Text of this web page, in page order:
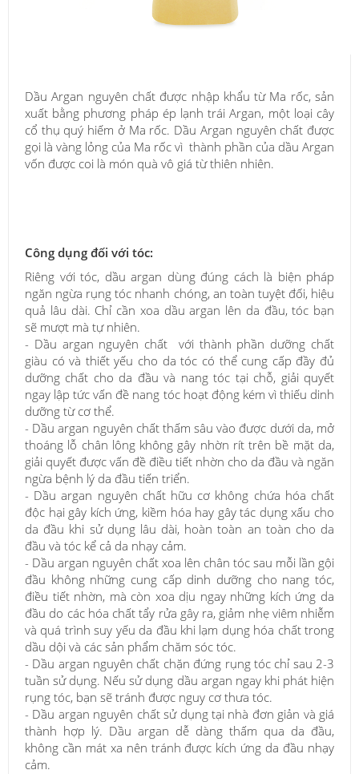
Dầu Argan nguyên chất được nhập khẩu từ Ma rốc, sản
xuất bằng phương pháp ép lạnh trái Argan, một loại cây
cổ thụ quý hiếm ở Ma rốc. Dầu Argan nguyên chất được
gọi là vàng lỏng của Ma rốc vì thành phần của dầu Argan
vốn được coi là món quà vô giá từ thiên nhiên.
Công dụng đối với tóc:
Riêng với tóc, dầu argan dùng đúng cách là biện pháp
ngăn ngừa rụng tóc nhanh chóng, an toàn tuyệt đối, hiệu
quả lâu dài. Chỉ cần xoa dầu argan lên da đầu, tóc bạn
sẽ mượt mà tự nhiên.
- Dầu argan nguyên chất
với thành phần dưỡng chất
giàu có và thiết yếu cho da tóc có thể cung cấp đầy đủ
dưỡng chất cho da đầu và nang tóc tại chỗ, giải quyết
ngay lập tức vấn đề nang tóc hoạt động kém vì thiếu dinh
dưỡng từ cơ thể.
- Dầu argan nguyên chất thấm sâu vào được dưới da, mở
thoáng lỗ chân lông không gây nhờn rít trên bề mặt da,
giải quyết được vấn đề điều tiết nhờn cho da đầu và ngăn
ngừa bệnh lý da đầu tiến triển.
- Dầu argan nguyên chất hữu cơ không chứa hóa chất
độc hại gây kích ứng, kiềm hóa hay gây tác dụng xấu cho
da đầu khi sử dụng lâu dài, hoàn toàn an toàn cho da
đầu và tóc kể cả da nhạy cảm.
- Dầu argan nguyên chất xoa lên chân tóc sau mỗi lần gội
đầu không những cung cấp dinh dưỡng cho nang tóc,
điều tiết nhờn, mà còn xoa dịu ngay những kích ứng da
đầu do các hóa chất tẩy rửa gây ra, giảm nhẹ viêm nhiễm
và quá trình suy yếu da đầu khi lạm dụng hóa chất trong
dầu dội và các sản phẩm chăm sóc tóc.
- Dầu argan nguyên chất chặn đứng rụng tóc chỉ sau 2-3
tuần sử dụng. Nếu sử dụng dầu argan ngay khi phát hiện
rụng tóc, bạn sẽ tránh được nguy cơ thưa tóc.
- Dầu argan nguyên chất sử dụng tại nhà đơn giản và giá
thành hợp lý. Dầu argan dễ dàng thấm qua da đầu,
không cần mát xa nên tránh được kích ứng da đầu nhạy
cảm.